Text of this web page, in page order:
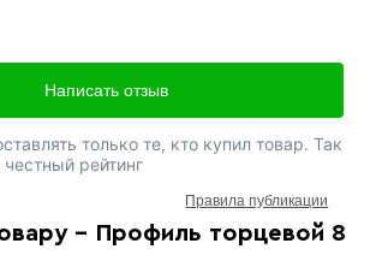
- Профиль торцевой 8
Написать отзыв
только те, кто купил товар. Так
рейтинг
Правила публикации